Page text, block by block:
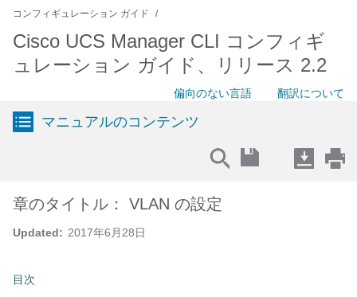
コンフィギュレーション ガイド
Cisco UCS Manager CLI コンフィギ
ュレーション ガイド、リリース 2.2
偏向のない言語 翻訳について
マニュアルのコンテンツ
Updated: 2017年6月28日
章のタイトル： VLAN の設定
目次